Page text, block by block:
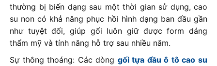
thường bị biến dạng sau một thời gian sử dụng, cao
su non có khả năng phục hồi hình dạng ban đầu gần
như tuyệt đối, giúp gối luôn giữ được form dáng
thẩm mỹ và tính năng hỗ trợ sau nhiều năm.
Sự thông thoáng: Các dòng gối tựa đầu ô tô cao su